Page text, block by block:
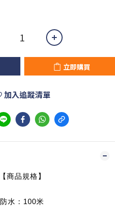
立即購買
加入追蹤清單
【商品規格】
防水：100米